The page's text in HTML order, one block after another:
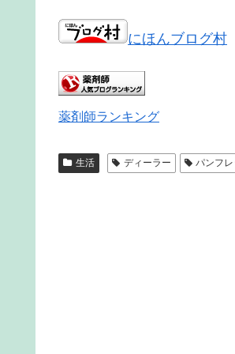
にほんブログ村
薬剤師ランキング
生活 ディーラー パンフレ